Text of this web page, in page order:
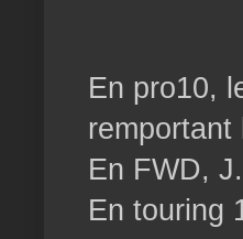
En pro10,
remportant
En FWD,
En touring